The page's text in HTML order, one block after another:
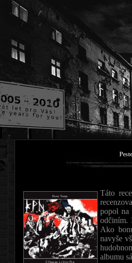
Táto
popol na
odčiním.
Ako
navyše
albumu